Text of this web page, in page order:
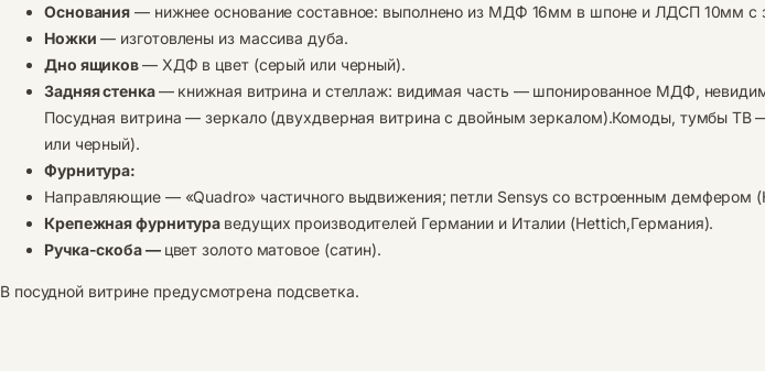
Основания — нижнее основание составное: выполнено из МДФ 16мм в шпоне и ЛДСП 10мм с
Ножки — изготовлены из массива дуба.
Дно ящиков— ХДФ в цвет (серый или черный).
Задняя стенка— книжная витрина и стеллаж: видимая часть — шпонированное МДФ,
Посудная витрина — зеркало (двухдверная витрина с двойным зеркалом).Комоды, тумбы ТВ
или черный).
Фурнитура:
Направляющие — «Quadro» частичного выдвижения; петли Sensys со встроенным демфером
Крепежная фурнитура ведущих производителей Германии и Италии (Hettiсh,Германия).
Ручка-скоба — цвет золото матовое (сатин).
В посудной витрине предусмотрена подсветка.